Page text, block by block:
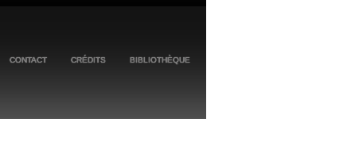
CONTACT CRÉDITS BIBLIOTHÈQUE